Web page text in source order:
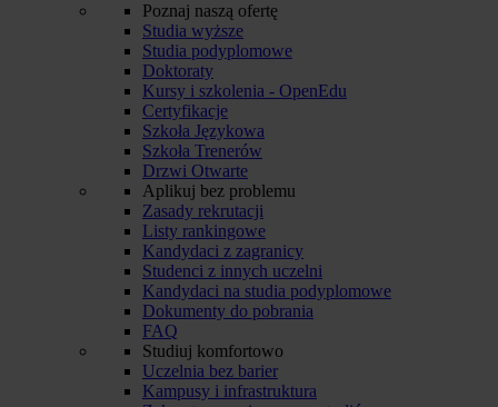
Poznaj naszą ofertę
Studia wyższe
Studia podyplomowe
Doktoraty
Kursy i szkolenia - OpenEdu
Certyfikacje
Szkoła Językowa
Szkoła Trenerów
Drzwi Otwarte
Aplikuj bez problemu
Zasady rekrutacji
Listy rankingowe
Kandydaci z zagranicy
Studenci z innych uczelni
Kandydaci na studia podyplomowe
Dokumenty do pobrania
FAQ
Studiuj komfortowo
Uczelnia bez barier
Kampusy i infrastruktura